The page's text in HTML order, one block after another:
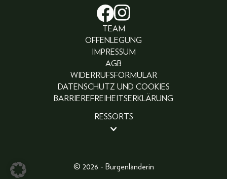
TEAM
OFFENLEGUNG
IMPRESSUM
AGB
WIDERRUFSFORMULAR
DATENSCHUTZ UND COOKIES
BARRIEREFREIHEITSERKLÄRUNG
RESSORTS
FASHION
© 2026 - Burgenländerin